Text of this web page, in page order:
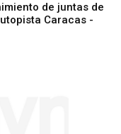
de juntas de
Caracas -